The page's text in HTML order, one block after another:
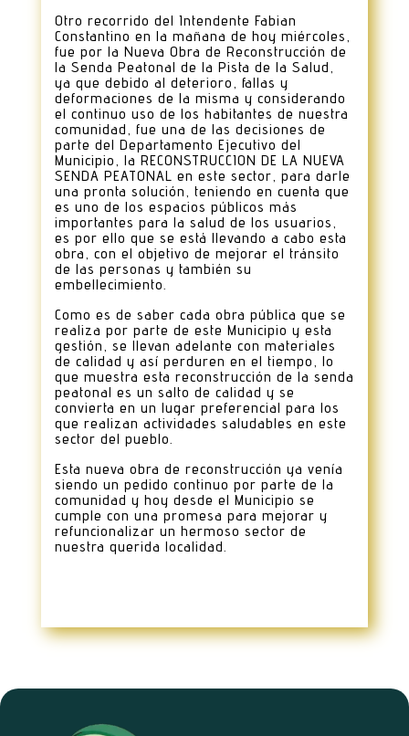
Otro recorrido del Intendente Fabian
Constantino en la mañana de hoy miércoles,
fue por la Nueva Obra de Reconstrucción de
la Senda Peatonal de la Pista de la Salud,
ya que debido al deterioro, fallas y
deformaciones de la misma y considerando
el continuo uso de los habitantes de nuestra
comunidad, fue una de las decisiones de
parte del Departamento Ejecutivo del
Municipio, la RECONSTRUCCION DE LA NUEVA
SENDA PEATONAL en este sector, para darle
una pronta solución, teniendo en cuenta que
es uno de los espacios públicos más
importantes para la salud de los usuarios,
es por ello que se está llevando a cabo esta
obra, con el objetivo de mejorar el tránsito
de las personas y también su
embellecimiento.
Como es de saber cada obra pública que se
realiza por parte de este Municipio y esta
gestión, se llevan adelante con materiales
de calidad y así perduren en el tiempo, lo
que muestra esta reconstrucción de la senda
peatonal es un salto de calidad y se
convierta en un lugar preferencial para los
que realizan actividades saludables en este
sector del pueblo.
Esta nueva obra de reconstrucción ya venía
siendo un pedido continuo por parte de la
comunidad y hoy desde el Municipio se
cumple con una promesa para mejorar y
refuncionalizar un hermoso sector de
nuestra querida localidad.